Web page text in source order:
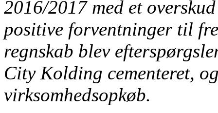
2016/2017 med et
positive forventninger til
regnskab blev
City Kolding cementeret,
virksomhedsopkøb.